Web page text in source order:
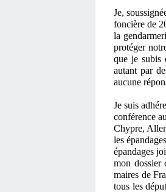
Je,
foncière de
la
protéger
que je subis
autant par
aucune
Je suis
conférence
Chypre,
les
épandages
mon dossier
maires de
tous les